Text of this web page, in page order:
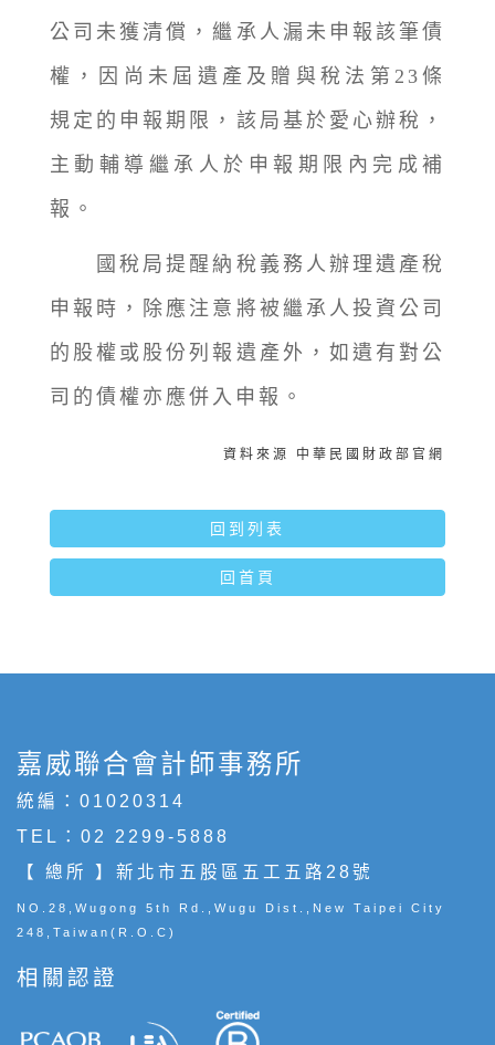
公司未獲清償，繼承人漏未申報該筆債
權，因尚未屆遺產及贈與稅法第23條
規定的申報期限，該局基於愛心辦稅，
主動輔導繼承人於申報期限內完成補
報。
國稅局提醒納稅義務人辦理遺產稅
申報時，除應注意將被繼承人投資公司
的股權或股份列報遺產外，如遺有對公
司的債權亦應併入申報。
資料來源 中華民國財政部官網
回到列表
回首頁
嘉威聯合會計師事務所
統編：01020314
TEL： 02 2299-5888
【 總所 】新北市五股區五工五路28號
NO.28,Wugong 5th Rd.,Wugu Dist.,New Taipei City
248,Taiwan(R.O.C)
相關認證